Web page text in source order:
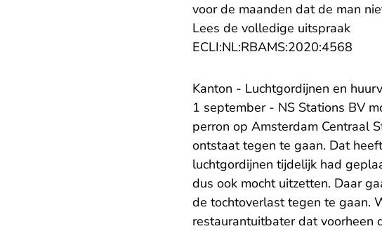
voor de maanden dat de man
Lees de volledige uitspraak
ECLI:NL:RBAMS:2020:4568
Kanton - Luchtgordijnen en
1 september - NS Stations BV
perron op Amsterdam Centraal
ontstaat tegen te gaan. Dat
luchtgordijnen tijdelijk had
dus ook mocht uitzetten. Daar
de tochtoverlast tegen te gaan.
restaurantuitbater dat voorheen